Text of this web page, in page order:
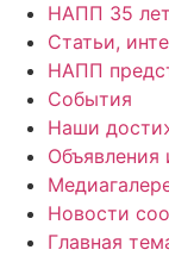
НАПП 35 лет
Статьи,
НАПП
События
Наши
Объявления
Новости
Главная